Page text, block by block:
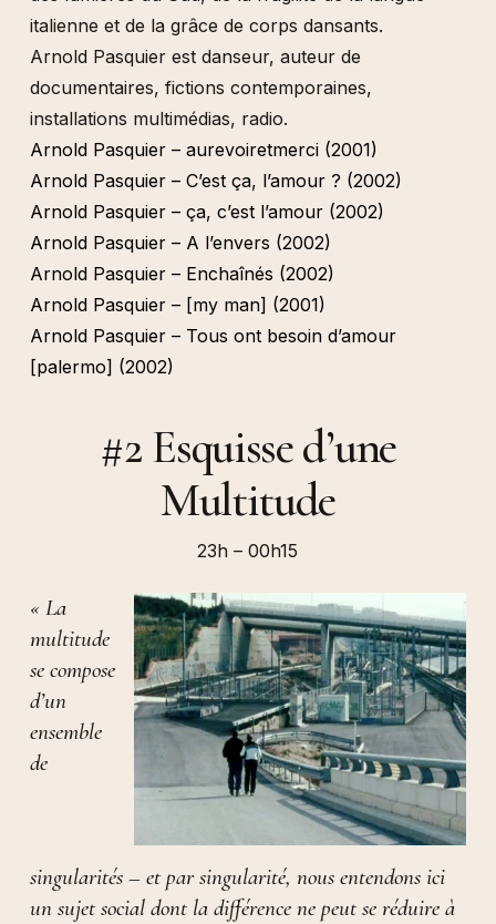
italienne et de la grâce de corps dansants.
Arnold Pasquier est danseur, auteur de
documentaires, fictions contemporaines,
installations multimédias, radio.
Arnold Pasquier – aurevoiretmerci (2001)
Arnold Pasquier – C’est ça, l’amour ? (2002)
Arnold Pasquier – ça, c’est l’amour (2002)
Arnold Pasquier – A l’envers (2002)
Arnold Pasquier – Enchaînés (2002)
Arnold Pasquier – [my man] (2001)
Arnold Pasquier – Tous ont besoin d’amour
[palermo] (2002)
#2 Esquisse d’une
Multitude
23h – 00h15
« La
multitude
se compose
d’un
ensemble
de
singularités – et par singularité, nous entendons ici
un sujet social dont la différence ne peut se réduire à